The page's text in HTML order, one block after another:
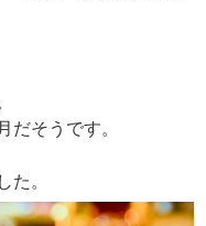
だそうです。
た。